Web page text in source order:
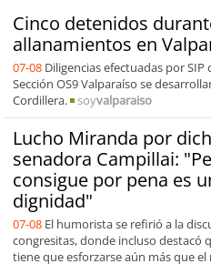
Cinco detenidos
allanamientos en
07-08 Diligencias efectuadas por
Sección OS9 Valparaíso se
Cordillera.
soyvalparaiso
Lucho Miranda por
senadora Campillai:
consigue por pena es
dignidad"
07-08 El humorista se refirió a la
congresitas, donde incluso destacó
tiene que esforzarse aún más que el